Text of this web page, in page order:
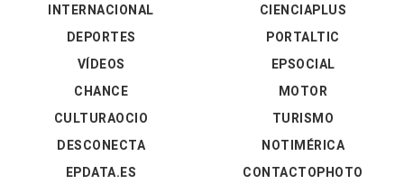
INTERNACIONAL
DEPORTES
VÍDEOS
CIENCIAPLUS
PORTALTIC
EPSOCIAL
CHANCE
CULTURAOCIO
DESCONECTA
EPDATA.ES
MOTOR
TURISMO
NOTIMÉRICA
CONTACTOPHOTO